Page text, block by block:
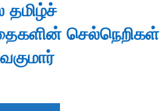
தமிழ்ச்
செல்நெறிகள்